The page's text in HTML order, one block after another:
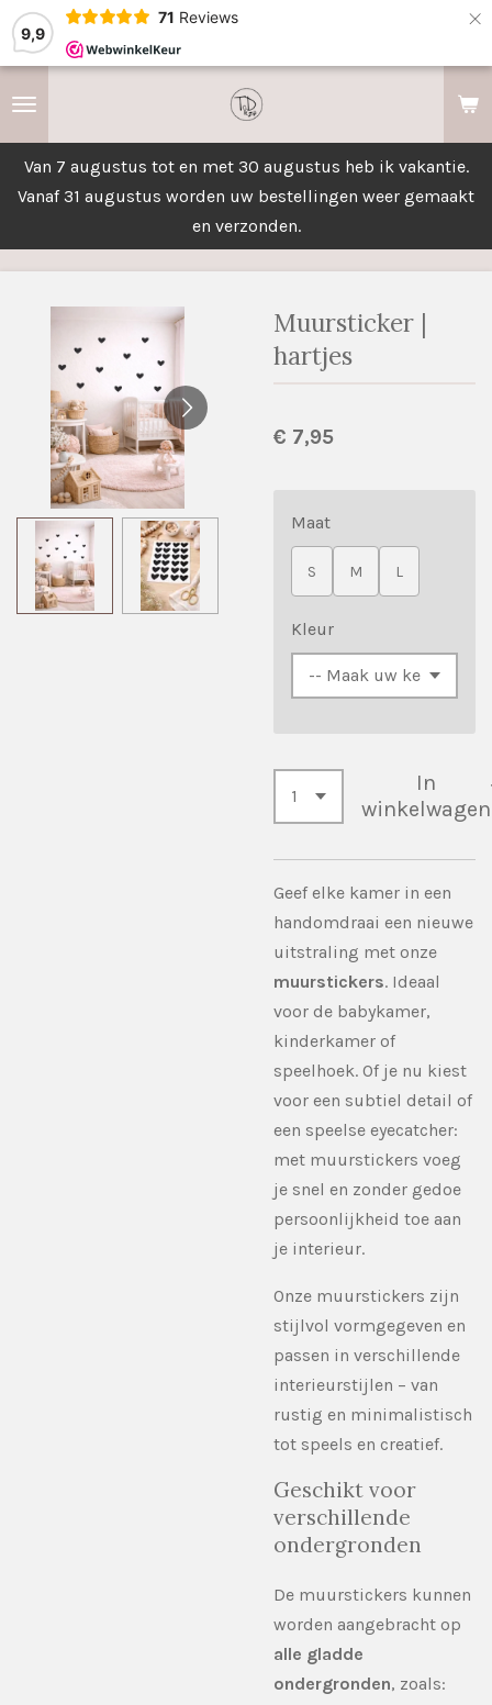
9,9
71 Reviews ×
Van 7 augustus tot en met 30 augustus heb ik vakantie.
Vanaf 31 augustus worden uw bestellingen weer gemaakt
en verzonden.
Muursticker |
hartjes
€ 7,95
Maat
S M L
Kleur
In
winkelwagen
Geef elke kamer in een
handomdraai een nieuwe
uitstraling met onze
muurstickers. Ideaal
voor de babykamer,
kinderkamer of
speelhoek. Of je nu kiest
voor een subtiel detail of
een speelse eyecatcher:
met muurstickers voeg
je snel en zonder gedoe
persoonlijkheid toe aan
je interieur.
Onze muurstickers zijn
stijlvol vormgegeven en
passen in verschillende
interieurstijlen – van
rustig en minimalistisch
tot speels en creatief.
Geschikt voor
verschillende
ondergronden
De muurstickers kunnen
worden aangebracht op
alle gladde
ondergronden, zoals: